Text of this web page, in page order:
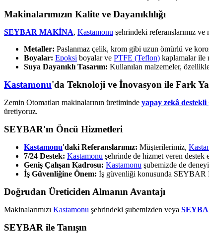
Makinalarımızın Kalite ve Dayanıklılığı
SEYBAR MAKİNA, Kastamonu şehrindeki referanslarımız
Metaller: Paslanmaz çelik, krom gibi uzun ömürlü ve
Boyalar: Epoksi boyalar ve PTFE (Teflon) kaplamalar ile
Suya Dayanıklı Tasarım: Kullanılan malzemeler,
Kastamonu'da Teknoloji ve İnovasyon ile Fark
Zemin Otomatları makinalarının üretiminde yapay zekâ
üretiyoruz.
SEYBAR'ın Öncü Hizmetleri
Kastamonu'daki Referanslarımız: Müşterilerimiz,
7/24 Destek: Kastamonu şehrinde de hizmet veren destek
Geniş Çalışan Kadrosu: Kastamonu şubemizde de
İş Güvenliğine Önem: İş güvenliği konusunda SEYBAR
Doğrudan Üreticiden Almanın Avantajı
Makinalarımızı Kastamonu şehrindeki şubemizden veya
SEYBAR ile Tanışın